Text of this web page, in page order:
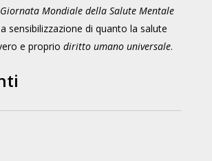
Giornata Mondiale della Salute Mentale
sensibilizzazione di quanto la salute
e proprio diritto umano universale.